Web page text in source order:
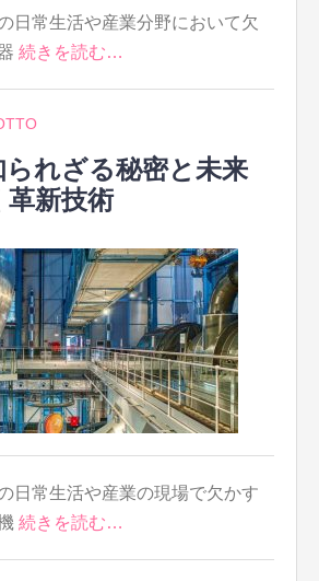
日常生活や産業分野において欠
続きを読む…
れざる秘密と未来
革新技術
日常生活や産業の現場で欠かす
続きを読む…